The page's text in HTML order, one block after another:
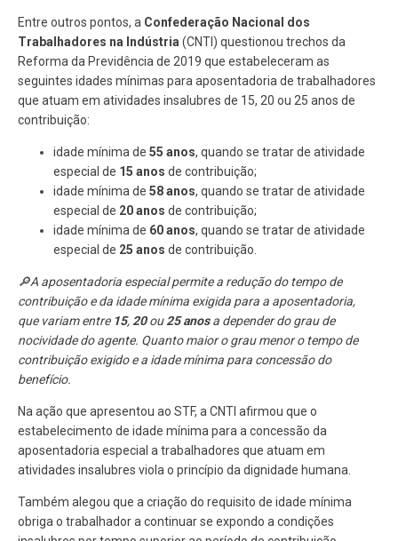
Entre outros pontos, a Confederação Nacional dos
Trabalhadores na Indústria (CNTI) questionou trechos da
Reforma da Previdência de 2019 que estabeleceram as
seguintes idades mínimas para aposentadoria de trabalhadores
que atuam em atividades insalubres de 15, 20 ou 25 anos de
contribuição:
idade mínima de 55 anos, quando se tratar de atividade
especial de 15 anos de contribuição;
idade mínima de 58 anos, quando se tratar de atividade
especial de 20 anos de contribuição;
idade mínima de 60 anos, quando se tratar de atividade
especial de 25 anos de contribuição.
🔎A aposentadoria especial permite a redução do tempo de
contribuição e da idade mínima exigida para a aposentadoria,
que variam entre 15, 20ou25 anosa depender do grau de
nocividade do agente. Quanto maior o grau menor o tempo de
contribuição exigido e a idade mínima para concessão do
benefício.
Na ação que apresentou ao STF, a CNTI afirmou que o
estabelecimento de idade mínima para a concessão da
aposentadoria especial a trabalhadores que atuam em
atividades insalubres viola o princípio da dignidade humana.
Também alegou que a criação do requisito de idade mínima
obriga o trabalhador a continuar se expondo a condições